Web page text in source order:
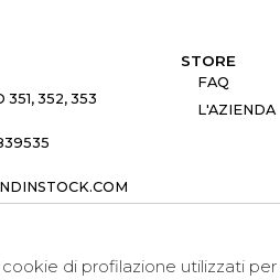
351, 352, 353
STORE
FAQ
L'AZIENDA
cookie di profilazione utilizzati